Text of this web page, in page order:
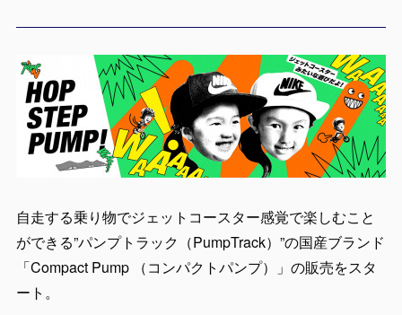
自走する乗り物でジェットコースター感覚で楽しむこと
ができる”パンプトラック（PumpTrack）”の国産ブランド
「Compact Pump （コンパクトパンプ）」の販売をスタ
ート。